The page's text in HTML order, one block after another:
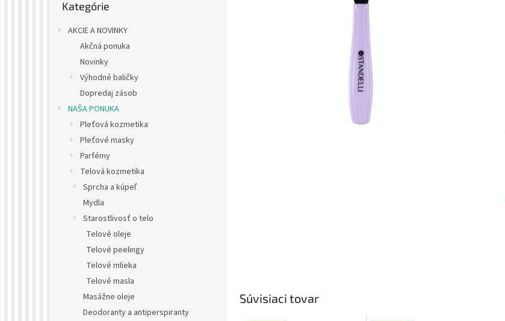
kategórie
Kategórie
AKCIE A NOVINKY
Akčná ponuka
Novinky
Výhodné baličky
Dopredaj zásob
NAŠA PONUKA
Pleťová kozmetika
Pleťové masky
Parfémy
Telová kozmetika
Sprcha a kúpeľ
Mydla
Starostlivosť o telo
Telové oleje
Telové peelingy
Telové mlieka
Telové masla
Masážne oleje
Deodoranty a antiperspiranty
Súvisiaci tovar